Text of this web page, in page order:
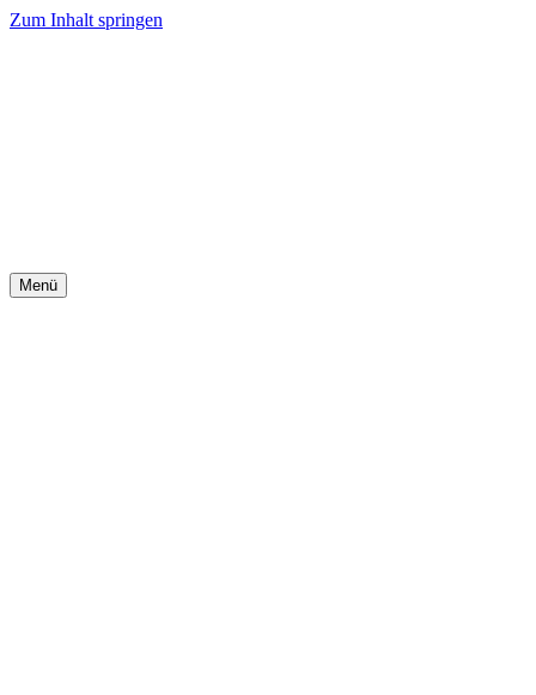
Zum Inhalt springen
Menü